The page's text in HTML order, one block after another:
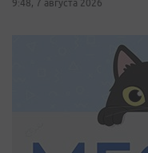
9:48, 7 августа 2026